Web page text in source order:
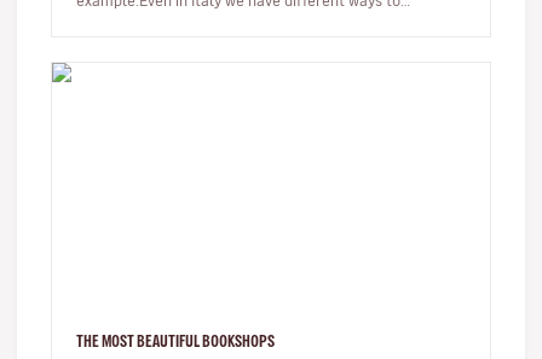
THE MOST BEAUTIFUL BOOKSHOPS